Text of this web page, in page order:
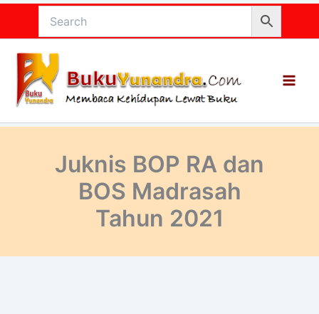
konten
Juknis BOP RA dan
BOS Madrasah
Tahun 2021